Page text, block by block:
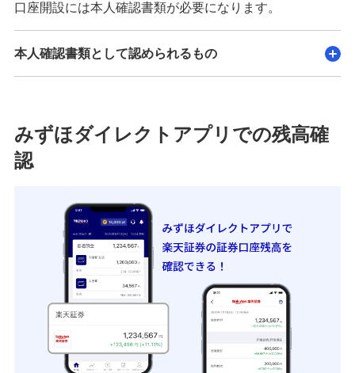
口座開設には本人確認書類が必要になります。
本人確認書類として認められるもの
みずほダイレクトアプリでの残高確
認